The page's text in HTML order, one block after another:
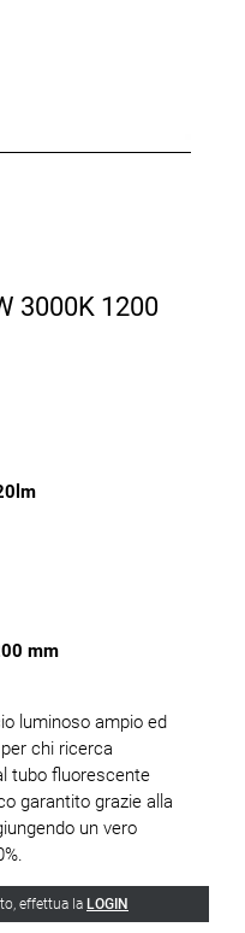
3000K 1200
mm
luminoso ampio ed
chi ricerca
tubo fluorescente
garantito grazie alla
un vero
effettua la LOGIN